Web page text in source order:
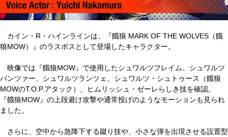
カイン・R・ハインラインは、『餓狼 MARK OF THE WOLVES（餓
狼MOW）』のラスボスとして登場したキャラクター。
映像では『餓狼MOW』で使用したシュワルツフレイム、シュワルツ
パンツァー、シュワルツランツェ、シュワルツ・シュトゥース（餓狼
MOWのT.O.P.アタック）、ヒムリッシュ・ゼーレらしき技を確認。
『餓狼MOW』の上段避け攻撃や通常投げのようなモーションも見られ
ました。
さらに、空中から急降下する蹴り技や、小さな弾を出現させる設置型